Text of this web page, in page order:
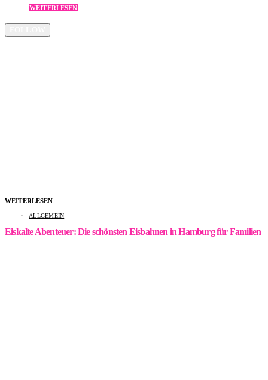
WEITERLESEN
WEITERLESEN
ALLGEMEIN
Eiskalte Abenteuer: Die schönsten Eisbahnen in Hamburg für Familien